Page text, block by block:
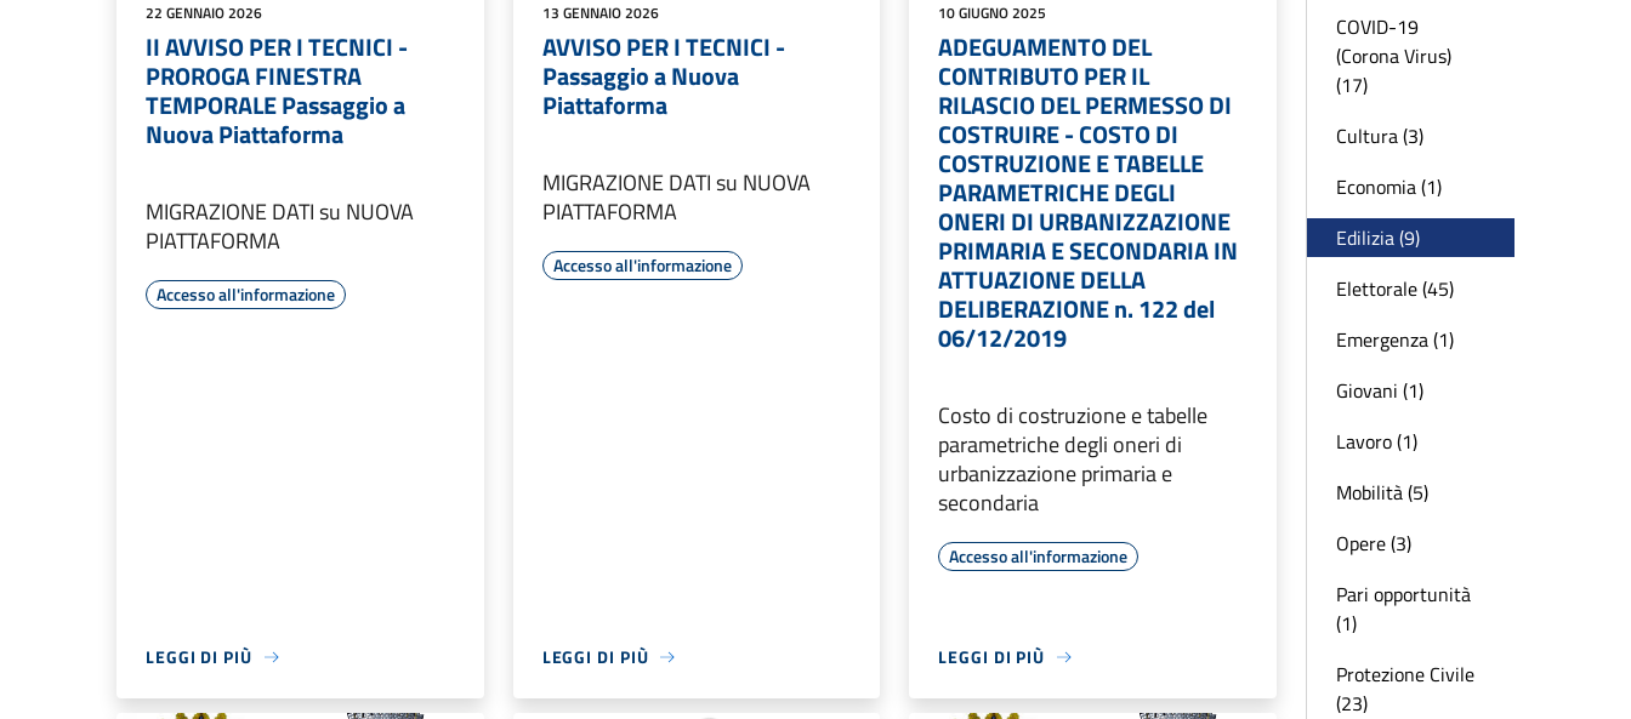
22 GENNAIO 2026
II AVVISO PER I TECNICI -
PROROGA FINESTRA
TEMPORALE Passaggio a
Nuova Piattaforma
MIGRAZIONE DATI su NUOVA
PIATTAFORMA
Accesso all'informazione
LEGGI DI PIÙ
13 GENNAIO 2026
AVVISO PER I TECNICI -
Passaggio a Nuova
Piattaforma
MIGRAZIONE DATI su NUOVA
PIATTAFORMA
Accesso all'informazione
LEGGI DI PIÙ
10 GIUGNO 2025
ADEGUAMENTO DEL
CONTRIBUTO PER IL
RILASCIO DEL PERMESSO DI
COSTRUIRE - COSTO DI
COSTRUZIONE E TABELLE
PARAMETRICHE DEGLI
ONERI DI URBANIZZAZIONE
PRIMARIA E SECONDARIA IN
ATTUAZIONE DELLA
DELIBERAZIONE n. 122 del
06/12/2019
Costo di costruzione e tabelle
parametriche degli oneri di
urbanizzazione primaria e
secondaria
Accesso all'informazione
LEGGI DI PIÙ
COVID-19
(Corona Virus)
(17)
Cultura (3)
Economia (1)
Edilizia (9)
Elettorale (45)
Emergenza (1)
Giovani (1)
Lavoro (1)
Mobilità (5)
Opere (3)
Pari opportunità
(1)
Protezione Civile
(23)